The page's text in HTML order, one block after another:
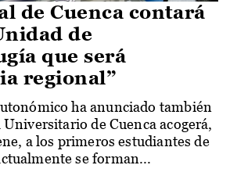
de Cuenca contará
de
que será
regional”
ha anunciado también
de Cuenca acogerá,
a los primeros estudiantes de
se forman...